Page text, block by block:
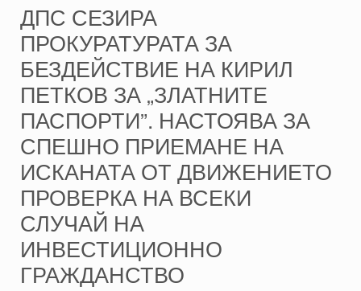
ДПС СЕЗИРА
ПРОКУРАТУРАТА ЗА
БЕЗДЕЙСТВИЕ НА КИРИЛ
ПЕТКОВ ЗА „ЗЛАТНИТЕ
ПАСПОРТИ”. НАСТОЯВА ЗА
СПЕШНО ПРИЕМАНЕ НА
ИСКАНАТА ОТ ДВИЖЕНИЕТО
ПРОВЕРКА НА ВСЕКИ
СЛУЧАЙ НА
ИНВЕСТИЦИОННО
ГРАЖДАНСТВО